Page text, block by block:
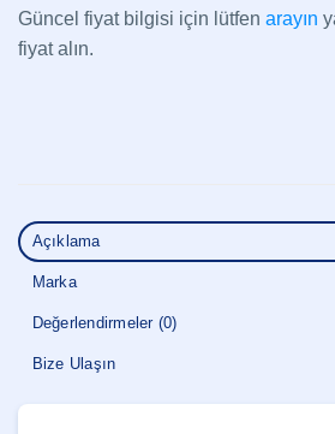
Güncel fiyat bilgisi için lütfen arayın
fiyat alın.
Açıklama
Marka
Değerlendirmeler (0)
Bize Ulaşın